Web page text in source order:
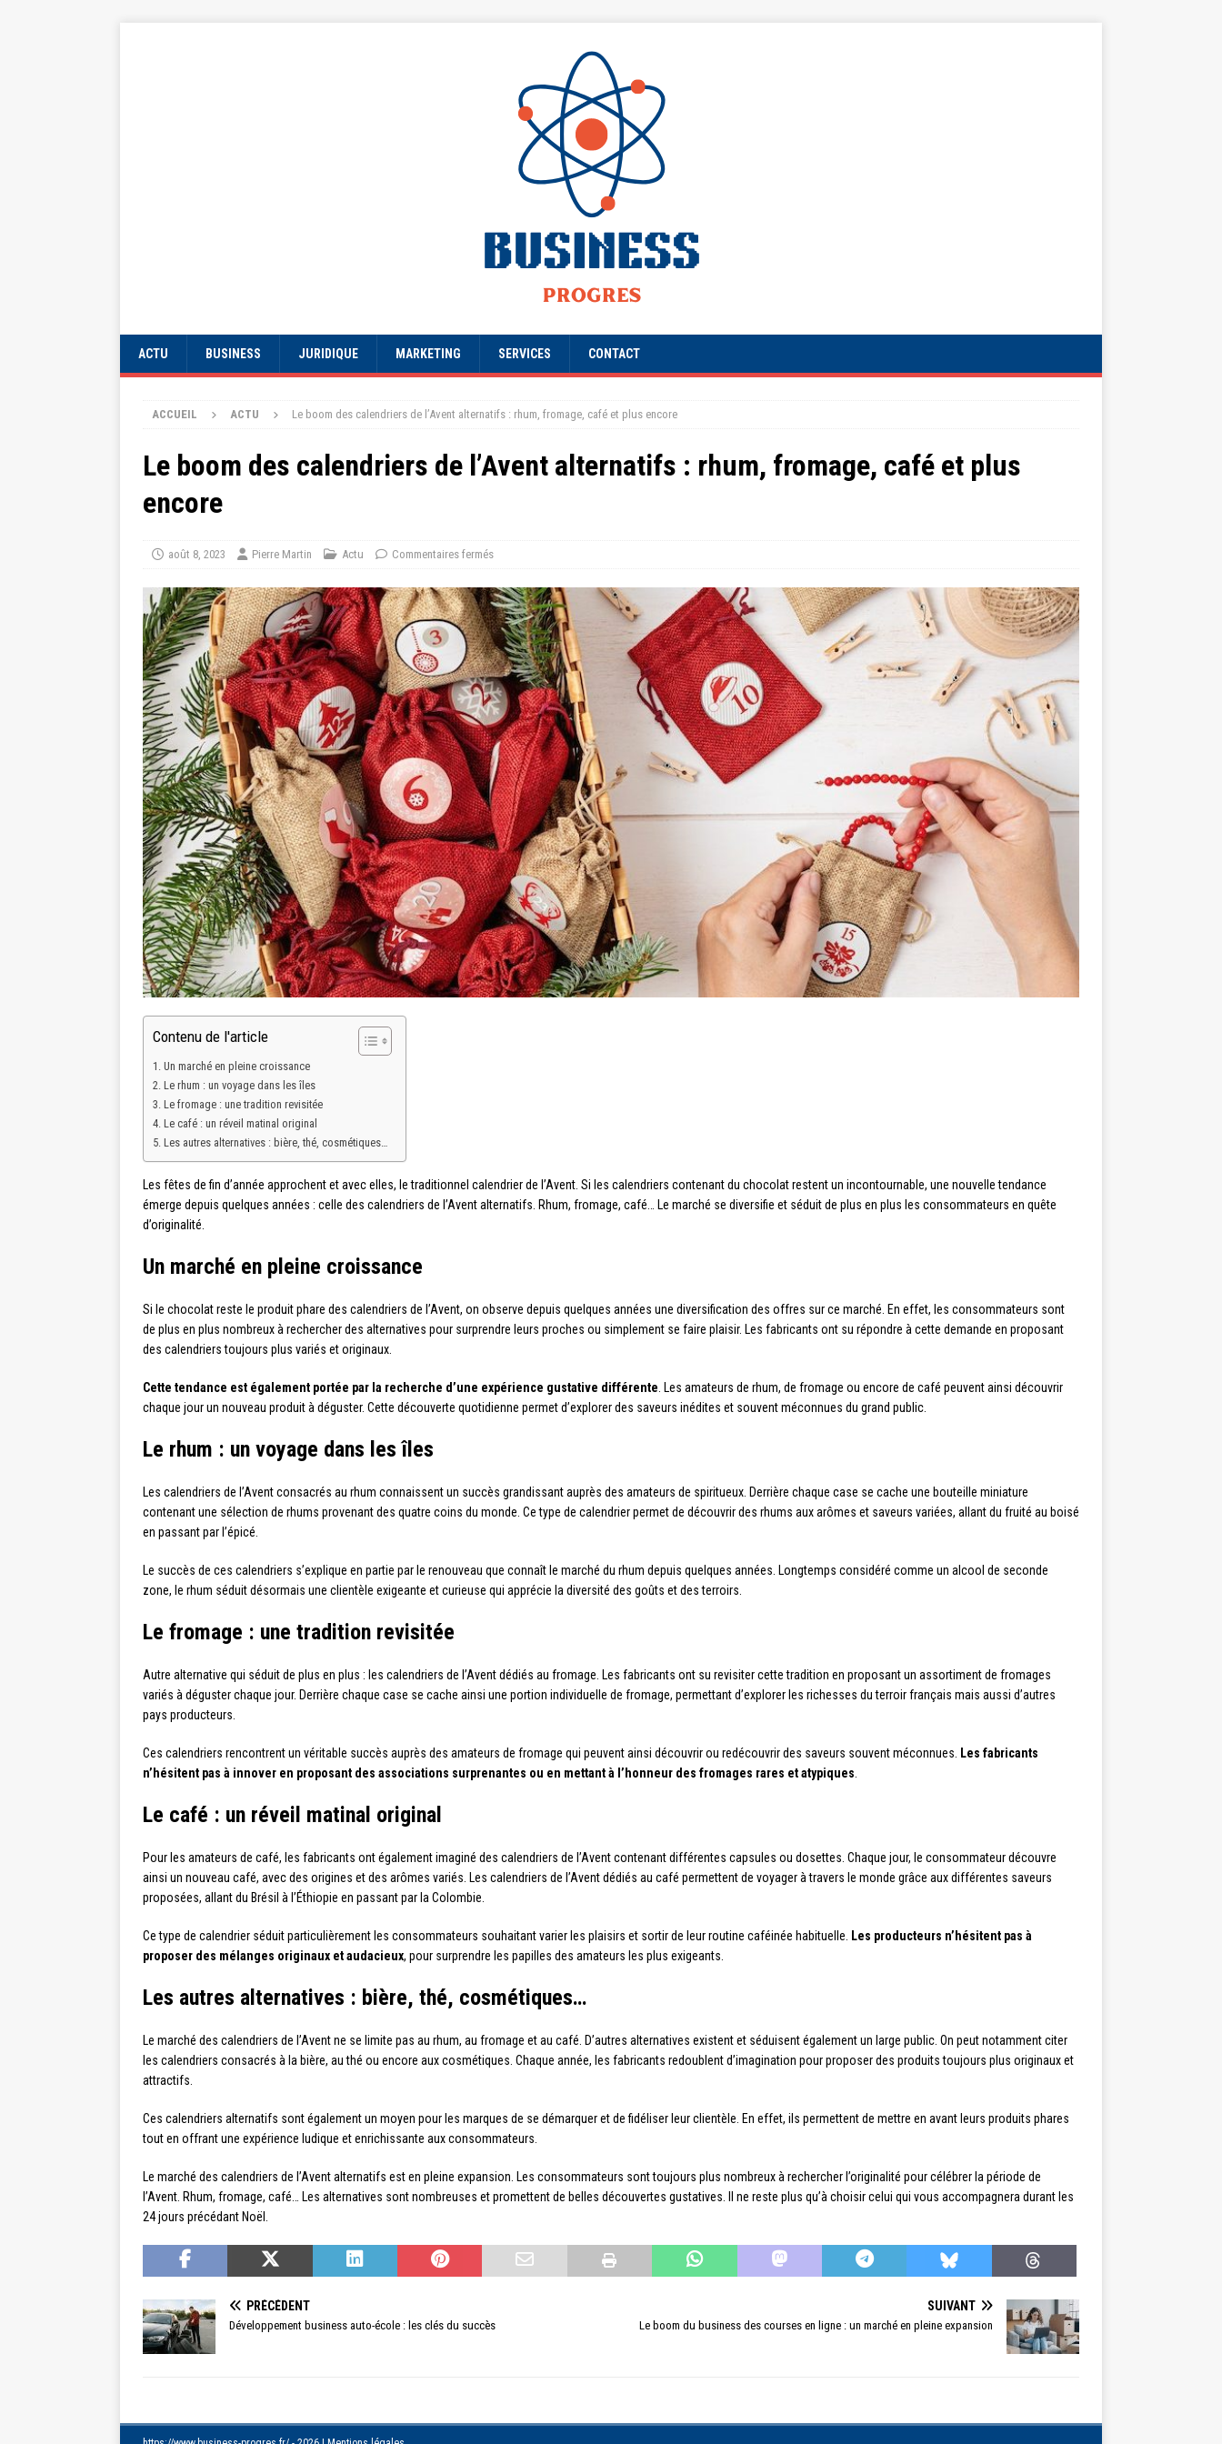
ACTU BUSINESS JURIDIQUE MARKETING SERVICES CONTACT
ACCUEIL ACTU Le boom des calendriers de l’Avent alternatifs : rhum, fromage, café et plus encore
Le boom des calendriers de l’Avent alternatifs : rhum, fromage, café et plus
encore
août 8, 2023 Pierre Martin Actu Commentaires fermés
Contenu de l'article
Un marché en pleine croissance
Le rhum : un voyage dans les îles
Le fromage : une tradition revisitée
Le café : un réveil matinal original
Les autres alternatives : bière, thé, cosmétiques…
Les fêtes de fin d’année approchent et avec elles, le traditionnel calendrier de l’Avent. Si les calendriers contenant du chocolat restent un incontournable, une nouvelle tendance
émerge depuis quelques années : celle des calendriers de l’Avent alternatifs. Rhum, fromage, café… Le marché se diversifie et séduit de plus en plus les consommateurs en quête
d’originalité.
Un marché en pleine croissance
Si le chocolat reste le produit phare des calendriers de l’Avent, on observe depuis quelques années une diversification des offres sur ce marché. En effet, les consommateurs sont
de plus en plus nombreux à rechercher des alternatives pour surprendre leurs proches ou simplement se faire plaisir. Les fabricants ont su répondre à cette demande en proposant
des calendriers toujours plus variés et originaux.
Cette tendance est également portée par la recherche d’une expérience gustative différente . Les amateurs de rhum, de fromage ou encore de café peuvent ainsi découvrir
chaque jour un nouveau produit à déguster. Cette découverte quotidienne permet d’explorer des saveurs inédites et souvent méconnues du grand public.
Le rhum : un voyage dans les îles
Les calendriers de l’Avent consacrés au rhum connaissent un succès grandissant auprès des amateurs de spiritueux. Derrière chaque case se cache une bouteille miniature
contenant une sélection de rhums provenant des quatre coins du monde. Ce type de calendrier permet de découvrir des rhums aux arômes et saveurs variées, allant du fruité au boisé
en passant par l’épicé.
Le succès de ces calendriers s’explique en partie par le renouveau que connaît le marché du rhum depuis quelques années. Longtemps considéré comme un alcool de seconde
zone, le rhum séduit désormais une clientèle exigeante et curieuse qui apprécie la diversité des goûts et des terroirs.
Le fromage : une tradition revisitée
Autre alternative qui séduit de plus en plus : les calendriers de l’Avent dédiés au fromage. Les fabricants ont su revisiter cette tradition en proposant un assortiment de fromages
variés à déguster chaque jour. Derrière chaque case se cache ainsi une portion individuelle de fromage, permettant d’explorer les richesses du terroir français mais aussi d’autres
pays producteurs.
Ces calendriers rencontrent un véritable succès auprès des amateurs de fromage qui peuvent ainsi découvrir ou redécouvrir des saveurs souvent méconnues.
Les fabricants
n’hésitent pas à innover en proposant des associations surprenantes ou en mettant à l’honneur des fromages rares et atypiques
Le café : un réveil matinal original
Pour les amateurs de café, les fabricants ont également imaginé des calendriers de l’Avent contenant différentes capsules ou dosettes. Chaque jour, le consommateur découvre
ainsi un nouveau café, avec des origines et des arômes variés. Les calendriers de l’Avent dédiés au café permettent de voyager à travers le monde grâce aux différentes saveurs
proposées, allant du Brésil à l’Éthiopie en passant par la Colombie.
Ce type de calendrier séduit particulièrement les consommateurs souhaitant varier les plaisirs et sortir de leur routine caféinée habituelle.
Les producteurs n’hésitent pas à
proposer des mélanges originaux et audacieux, pour surprendre les papilles des amateurs les plus exigeants.
Les autres alternatives : bière, thé, cosmétiques…
Le marché des calendriers de l’Avent ne se limite pas au rhum, au fromage et au café. D’autres alternatives existent et séduisent également un large public. On peut notamment citer
les calendriers consacrés à la bière, au thé ou encore aux cosmétiques. Chaque année, les fabricants redoublent d’imagination pour proposer des produits toujours plus originaux et
attractifs.
Ces calendriers alternatifs sont également un moyen pour les marques de se démarquer et de fidéliser leur clientèle. En effet, ils permettent de mettre en avant leurs produits phares
tout en offrant une expérience ludique et enrichissante aux consommateurs.
Le marché des calendriers de l’Avent alternatifs est en pleine expansion. Les consommateurs sont toujours plus nombreux à rechercher l’originalité pour célébrer la période de
l’Avent. Rhum, fromage, café… Les alternatives sont nombreuses et promettent de belles découvertes gustatives. Il ne reste plus qu’à choisir celui qui vous accompagnera durant les
24 jours précédant Noël.
PRÉCÉDENT
Développement business auto-école : les clés du succès
SUIVANT
Le boom du business des courses en ligne : un marché en pleine expansion